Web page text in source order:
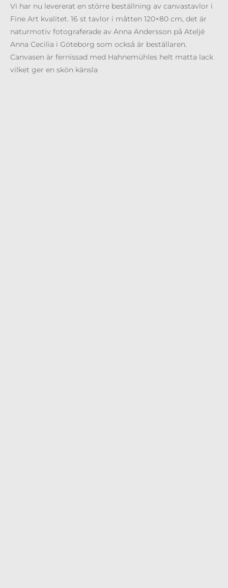
Vi har nu levererat en större beställning av canvastavlor i
Fine Art kvalitet. 16 st tavlor i måtten 120×80 cm, det är
naturmotiv fotograferade av Anna Andersson på Ateljé
Anna Cecilia i Göteborg som också är beställaren.
Canvasen är fernissad med Hahnemühles helt matta lack
vilket ger en skön känsla